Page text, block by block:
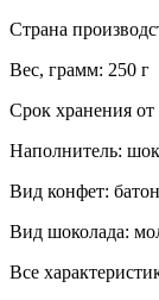
Страна
Вес, грамм: 250 г
Срок хранения от
Наполнитель:
Вид конфет:
Вид шоколада:
Все